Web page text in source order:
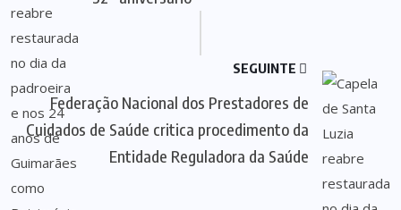
SEGUINTE
Federação Nacional dos Prestadores de
Cuidados de Saúde critica procedimento da
Entidade Reguladora da Saúde